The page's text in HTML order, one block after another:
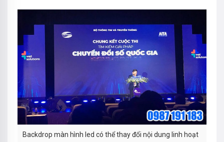
Backdrop màn hình led có thể thay đổi nội dung linh hoạt